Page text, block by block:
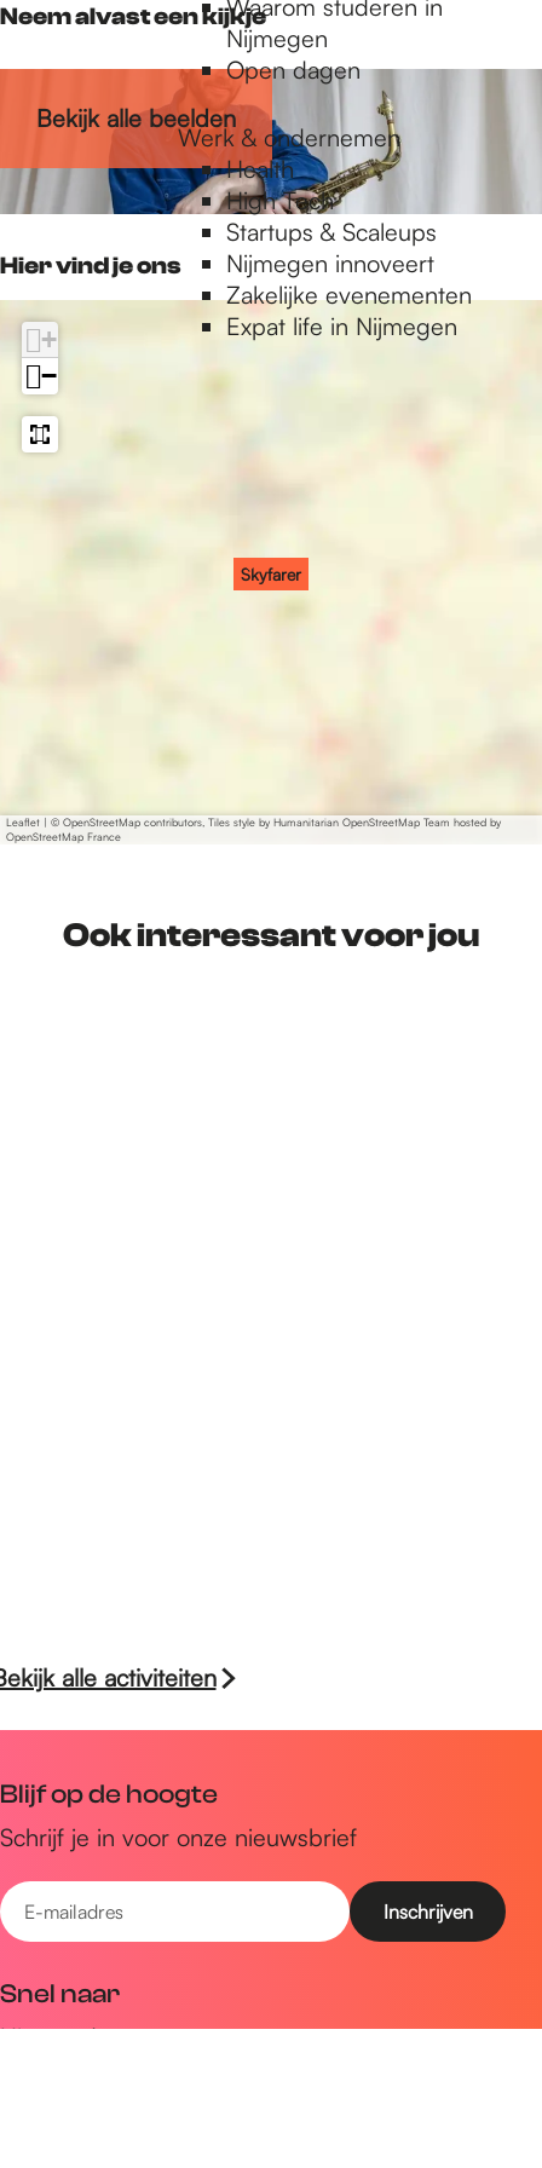
Waarom studeren in
Nijmegen
Open dagen
Werk & ondernemen
Health
High Tech
Startups & Scaleups
Nijmegen innoveert
Zakelijke evenementen
Expat life in Nijmegen
r
k
U
X
a
L
U
X
Neem alvast een kijkje
Bekijk alle beelden
Hier vind je ons
Skyfarer
+
−
Leaflet | © OpenStreetMap contributors, Tiles style by Humanitarian OpenStreetMap Team hosted by
OpenStreetMap France
Ook interessant voor jou
alle activiteiten
Blijf op de hoogte
Schrijf je in voor onze nieuwsbrief
E
-
a
Snel naar
Uitagenda